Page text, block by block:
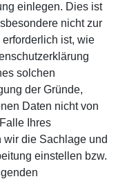
einlegen. Dies ist
nicht zur
ist, wie
solchen
der Gründe,
Daten nicht von
Ihres
wir die Sachlage und
einstellen bzw.